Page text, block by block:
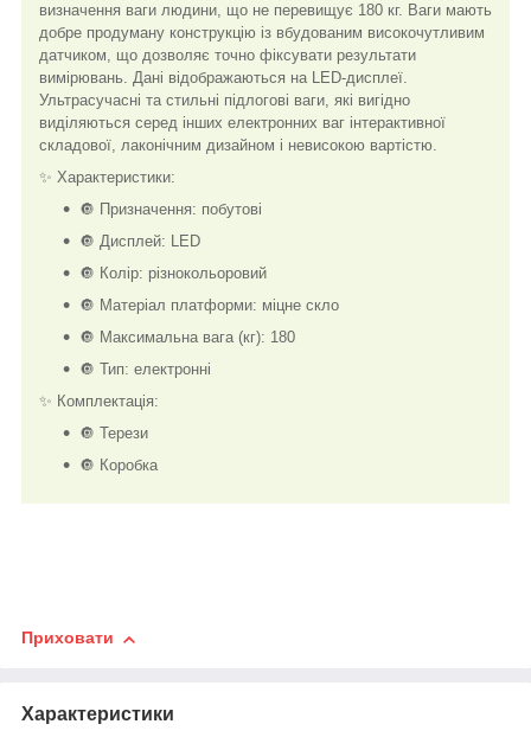
визначення ваги людини, що не перевищує 180 кг. Ваги мають
добре продуману конструкцію із вбудованим високочутливим
датчиком, що дозволяє точно фіксувати результати
вимірювань. Дані відображаються на LED-дисплеї.
Ультрасучасні та стильні підлогові ваги, які вигідно
виділяються серед інших електронних ваг інтерактивної
складової, лаконічним дизайном і невисокою вартістю.
✨ Характеристики:
🔘 Призначення: побутові
🔘 Дисплей: LED
🔘 Колір: різнокольоровий
🔘 Матеріал платформи: міцне скло
🔘 Максимальна вага (кг): 180
🔘 Тип: електронні
✨ Комплектація:
🔘 Терези
🔘 Коробка
Приховати
Характеристики